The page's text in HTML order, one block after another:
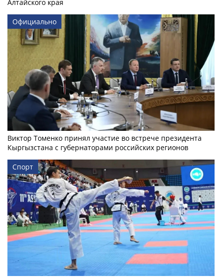
Алтайского края
Официально
Виктор Томенко принял участие во встрече президента
Кыргызстана с губернаторами российских регионов
Спорт